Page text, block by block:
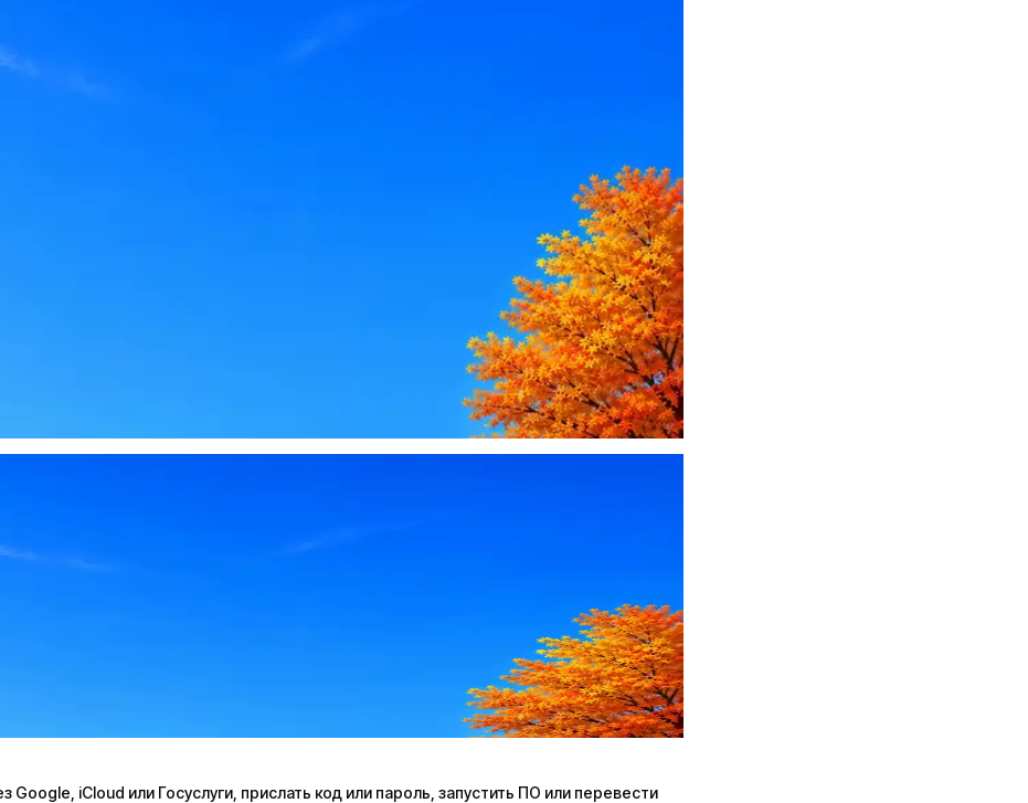
iCloud или Госуслуги, прислать код или пароль, запустить ПО или перевести
iCloud или Госуслуги, прислать код или пароль, запустить ПО или перевести